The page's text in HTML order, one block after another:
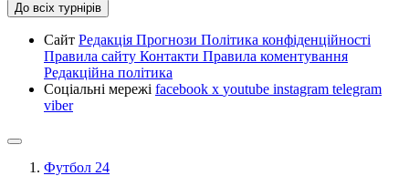
До всіх турнірів
Сайт Редакція Прогнози Політика конфіденційності
Правила сайту Контакти Правила коментування
Редакційна політика
Соціальні мережі facebook x youtube instagram telegram
viber
Футбол 24